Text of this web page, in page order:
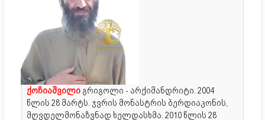
ქოჩიაშვილი გრიგოლი - არქიმანდრიტი. 2004
წლის 28 მარტს. ჯვრის მონასტრის ბერდიაკონის,
მღვდელმონაზვნად ხელდასხმა. 2010 წლის 28